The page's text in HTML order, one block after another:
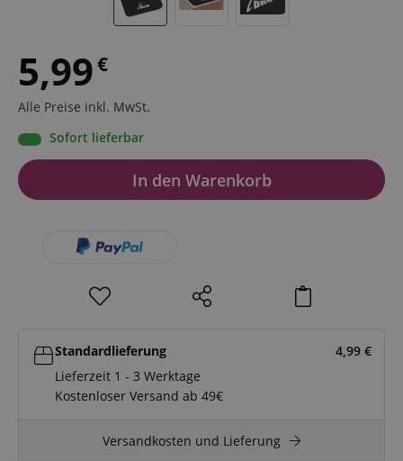
5,99€
Alle Preise inkl. MwSt.
Sofort lieferbar
In den Warenkorb
Standardlieferung 4,99 €
Lieferzeit 1 - 3 Werktage
Kostenloser Versand ab 49€
Versandkosten und Lieferung